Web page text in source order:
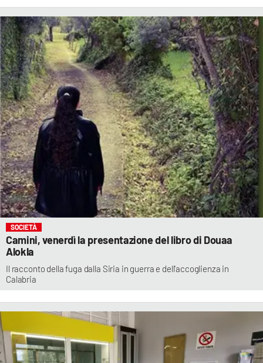
SOCIETÀ
Camini, venerdì la presentazione del libro di Douaa
Alokla
Il racconto della fuga dalla Siria in guerra e dell'accoglienza in
Calabria